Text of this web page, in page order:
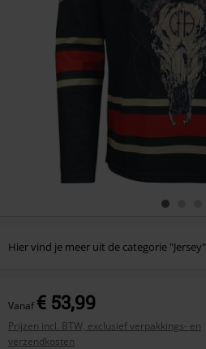
Hier vind je meer uit de categorie "Jersey"
Vanaf€ 53,99
Prijzen incl. BTW, exclusief verpakkings- en
verzendkosten